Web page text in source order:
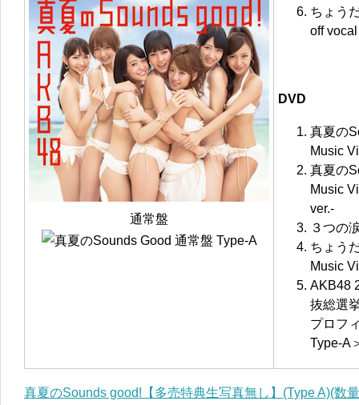
通常盤
ちょう
off vocal
DVD
真夏の
Music
真夏の
Music
ver.-
３つの
ちょう
Music
AKB48
抜総選
プロフ
Type-A
真夏のSounds good!【多売特典生写真無し】(Type A)(数